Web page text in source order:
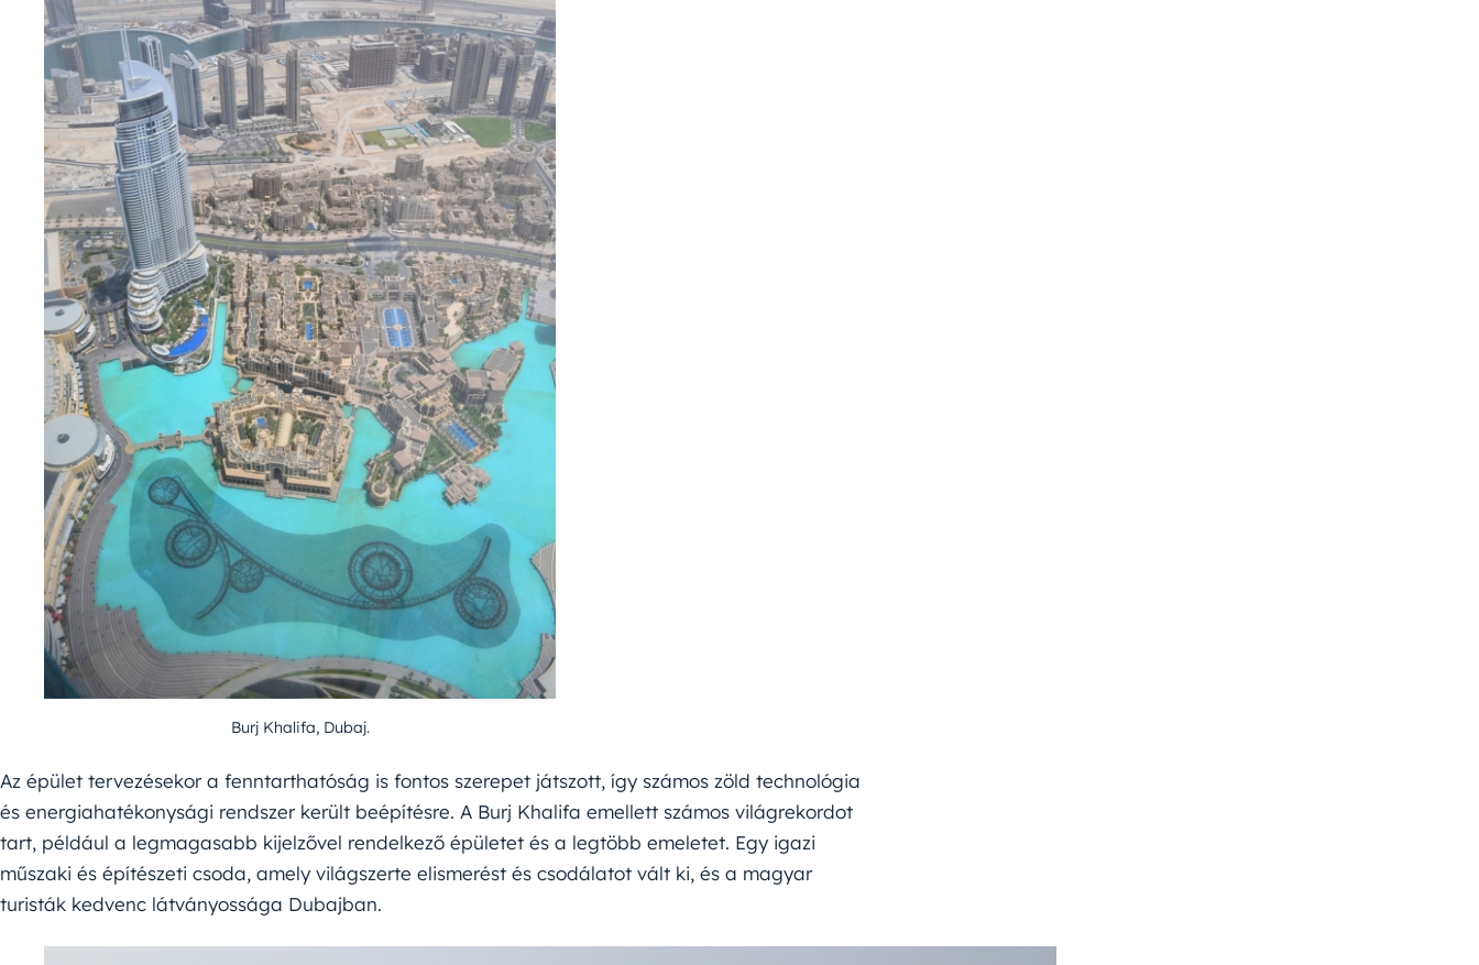
Burj Khalifa, Dubaj.
Az épület tervezésekor a fenntarthatóság is fontos szerepet játszott, így számos zöld technológia
és energiahatékonysági rendszer került beépítésre. A Burj Khalifa emellett számos világrekordot
tart, például a legmagasabb kijelzővel rendelkező épületet és a legtöbb emeletet. Egy igazi
műszaki és építészeti csoda, amely világszerte elismerést és csodálatot vált ki, és a magyar
turisták kedvenc látványossága Dubajban.